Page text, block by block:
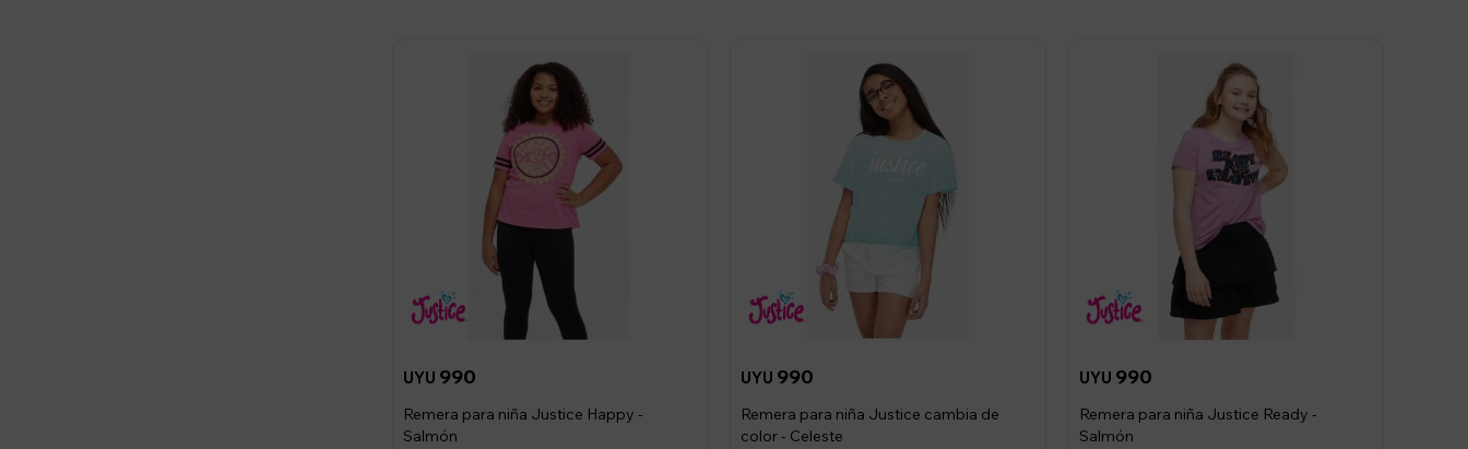
UYU 990
Remera para niña Justice Happy -
Salmón
UYU 990
Remera para niña Justice cambia de
color - Celeste
UYU 990
Remera para niña Justice Ready -
Salmón